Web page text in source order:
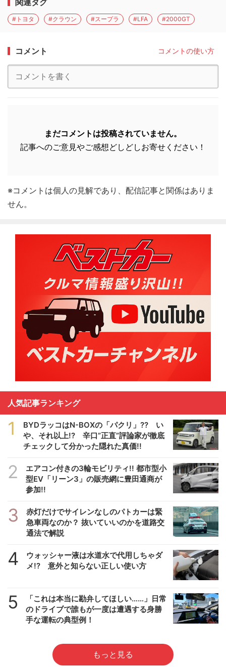
#トヨタ #クラウン #スープラ #LFA #2000GT
コメント コメントの使い方
まだコメントは投稿されていません。
記事へのご意見やご感想どしどしお寄せください！
※コメントは個人の見解であり、配信記事と関係はありま
せん。
人気記事ランキング
1
BYDラッコはN-BOXの「パクリ」?? い
や、それ以上!? 辛口”正直”評論家が徹底
チェックして分かった隠れた真価!!
2
エアコン付きの3輪モビリティ!! 都市型小
型EV「リーン3」の販売網に豊田通商が
参加!!
3
赤灯だけでサイレンなしのパトカーは緊
急車両なのか？ 抜いていいのかを道路交
通法で解説
4
ウォッシャー液は水道水で代用しちゃダ
メ!? 意外と知らない正しい使い方
5
「これは本当に勘弁してほしい……」日常
のドライブで誰もが一度は遭遇する身勝
手な運転の典型例！
もっと見る